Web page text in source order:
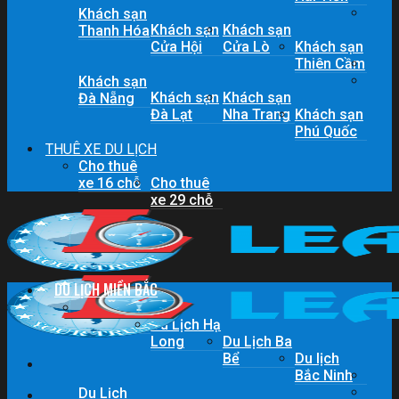
Khách sạn
Thanh HóaKhách sạn
Cửa Hội
Khách sạn
Cửa Lò
Khách sạn
Thiên Cầm
Khách sạn
Đà Nẵng
Khách sạn
Đà Lạt
Khách sạn
Nha Trang Khách sạn
Phú Quốc
THUÊ XE DU LỊCH
Cho thuê
xe 16 chỗ
Cho thuê
xe 29 chỗ
DU LỊCH MIỀN BẮC
Du lịch
Sapa
Du Lịch Hạ
Long
Du Lịch Ba
Bể
Du lịch
Bắc Ninh
Du Lịch